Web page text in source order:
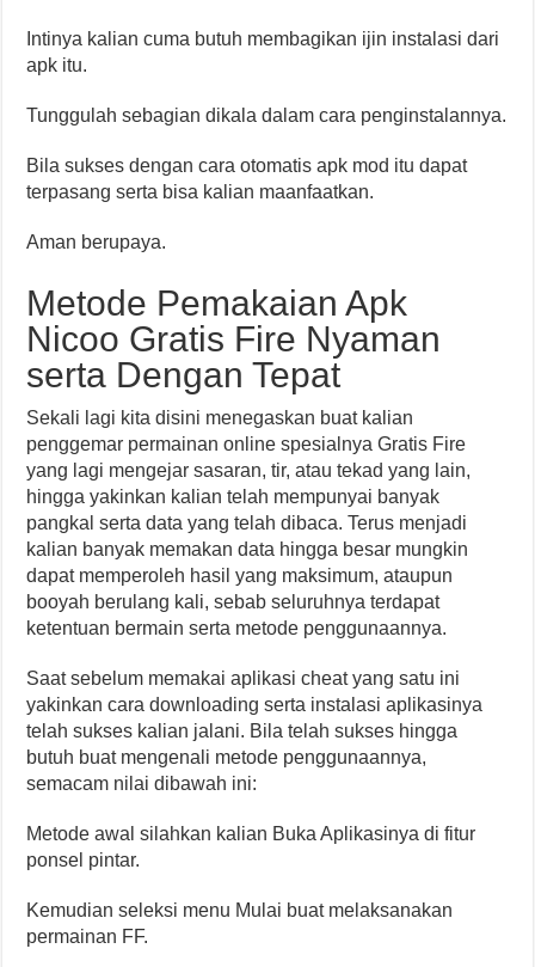
Intinya kalian cuma butuh membagikan ijin instalasi dari
apk itu.
Tunggulah sebagian dikala dalam cara penginstalannya.
Bila sukses dengan cara otomatis apk mod itu dapat
terpasang serta bisa kalian maanfaatkan.
Aman berupaya.
Metode Pemakaian Apk
Nicoo Gratis Fire Nyaman
serta Dengan Tepat
Sekali lagi kita disini menegaskan buat kalian
penggemar permainan online spesialnya Gratis Fire
yang lagi mengejar sasaran, tir, atau tekad yang lain,
hingga yakinkan kalian telah mempunyai banyak
pangkal serta data yang telah dibaca. Terus menjadi
kalian banyak memakan data hingga besar mungkin
dapat memperoleh hasil yang maksimum, ataupun
booyah berulang kali, sebab seluruhnya terdapat
ketentuan bermain serta metode penggunaannya.
Saat sebelum memakai aplikasi cheat yang satu ini
yakinkan cara downloading serta instalasi aplikasinya
telah sukses kalian jalani. Bila telah sukses hingga
butuh buat mengenali metode penggunaannya,
semacam nilai dibawah ini:
Metode awal silahkan kalian Buka Aplikasinya di fitur
ponsel pintar.
Kemudian seleksi menu Mulai buat melaksanakan
permainan FF.